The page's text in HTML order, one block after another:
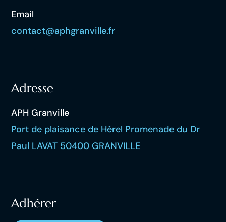
Email
contact@aphgranville.fr
Adresse
APH Granville
Port de plaisance de Hérel Promenade du Dr
Paul LAVAT 50400 GRANVILLE
Adhérer